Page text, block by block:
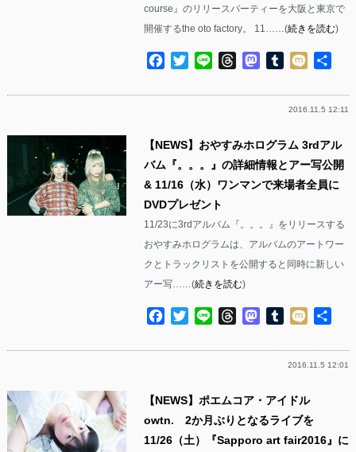
course』のリリースパーティーを大阪と東京で
開催するthe oto factory。 11……(続きを読む)
Facebook
TwitterLine ThreadsMastodon
Tumblr
Mixi
2016.11.5 12:11
【NEWS】おやすみホログラム 3rdアル
バム『。。。』の詳細情報とアー写公開
& 11/16（水）ワンマンで来場者全員に
DVDプレゼント
11/23に3rdアルバム『。。。』をリリースする
おやすみホログラムは、アルバムのアートワー
クとトラックリストを公開すると同時に新しい
アー写……(続きを読む)
Facebook
TwitterLine ThreadsMastodon
Tumblr
Mixi
2016.11.5 12:01
【NEWS】ポエムコア・アイドル
owtn. 2か月ぶりとなるライブを
11/26（土）『Sapporo art fair2016』に